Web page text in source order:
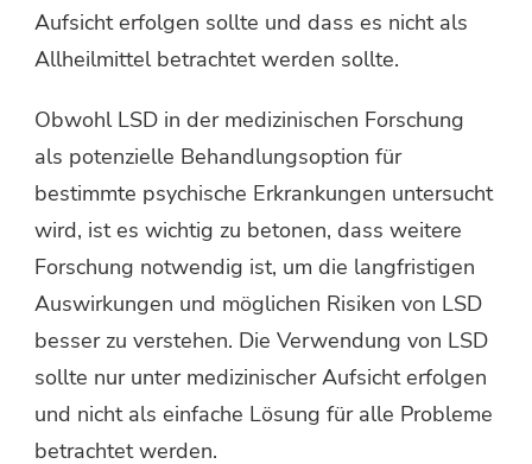
Aufsicht erfolgen sollte und dass es nicht als
Allheilmittel betrachtet werden sollte.
Obwohl LSD in der medizinischen Forschung
als potenzielle Behandlungsoption für
bestimmte psychische Erkrankungen untersucht
wird, ist es wichtig zu betonen, dass weitere
Forschung notwendig ist, um die langfristigen
Auswirkungen und möglichen Risiken von LSD
besser zu verstehen. Die Verwendung von LSD
sollte nur unter medizinischer Aufsicht erfolgen
und nicht als einfache Lösung für alle Probleme
betrachtet werden.